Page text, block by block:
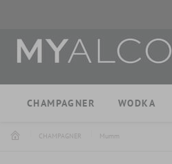
CHAMPAGNER WODKA
CHAMPAGNER Mumm